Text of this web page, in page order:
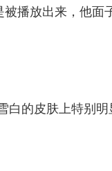
播放出来，他面
白的皮肤上特别